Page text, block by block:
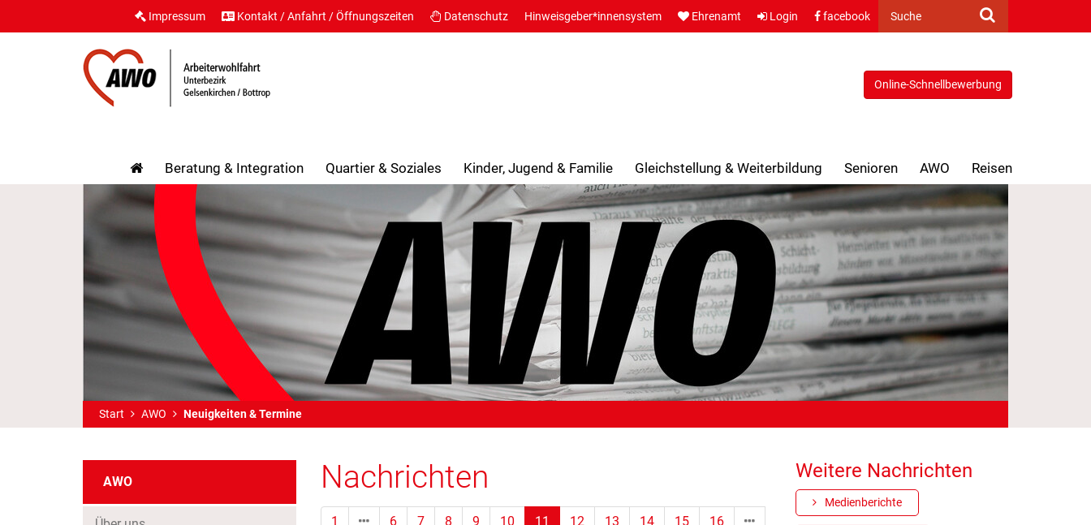
Suche
Impressum Kontakt / Anfahrt / Öffnungszeiten Datenschutz Hinweisgeber*innensystem Ehrenamt Login facebook
Online-Schnellbewerbung
Beratung & Integration Quartier & Soziales Kinder, Jugend & Familie Gleichstellung & Weiterbildung Senioren AWO Reisen
Start AWO Neuigkeiten & Termine
AWO Nachrichten
1 6 7 8 9 10 11 (Standort)
12 13 14 15
16
Weitere Nachrichten
Medienberichte